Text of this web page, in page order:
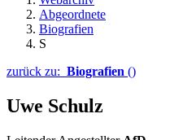
Abgeordnete
Biografien
S
zurück zu: Biografien ()
Uwe Schulz